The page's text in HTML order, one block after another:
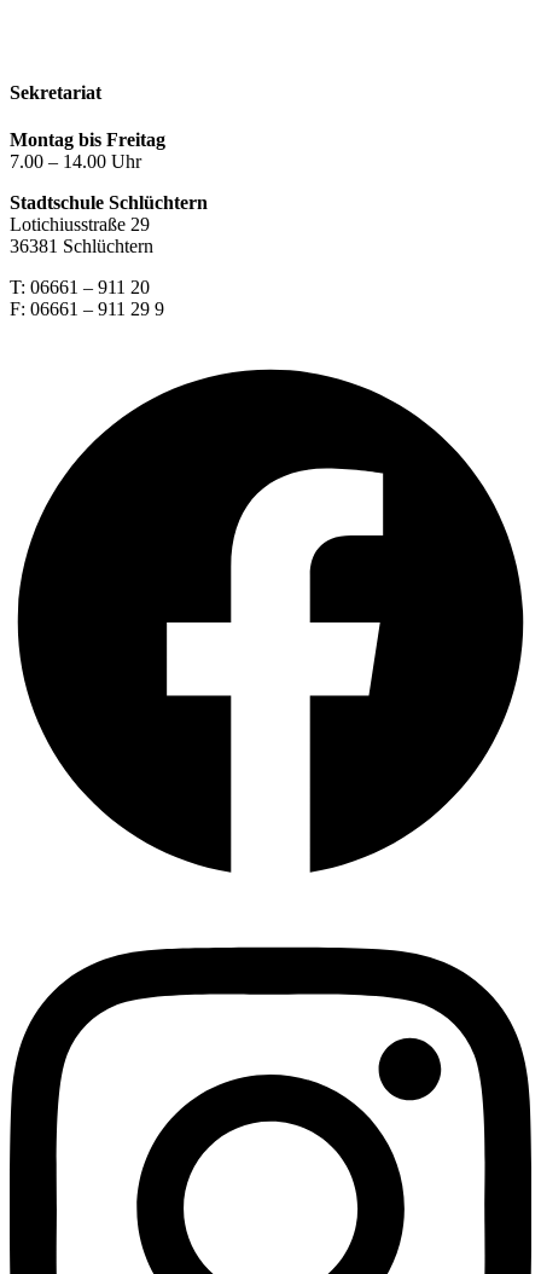
Sekretariat
Montag bis Freitag
7.00 – 14.00 Uhr
Stadtschule Schlüchtern
Lotichiusstraße 29
36381 Schlüchtern
T: 06661 – 911 20
F: 06661 – 911 29 9